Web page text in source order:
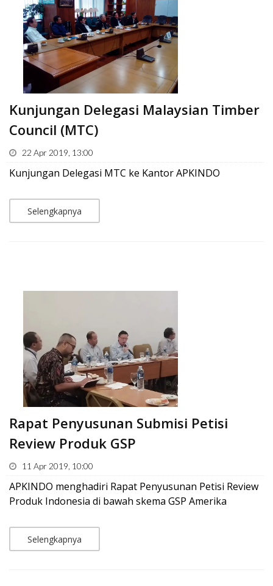
Kunjungan Delegasi Malaysian Timber
Council (MTC)
22 Apr 2019, 13:00
Kunjungan Delegasi MTC ke Kantor APKINDO
Selengkapnya
Rapat Penyusunan Submisi Petisi
Review Produk GSP
11 Apr 2019, 10:00
APKINDO menghadiri Rapat Penyusunan Petisi Review
Produk Indonesia di bawah skema GSP Amerika
Selengkapnya